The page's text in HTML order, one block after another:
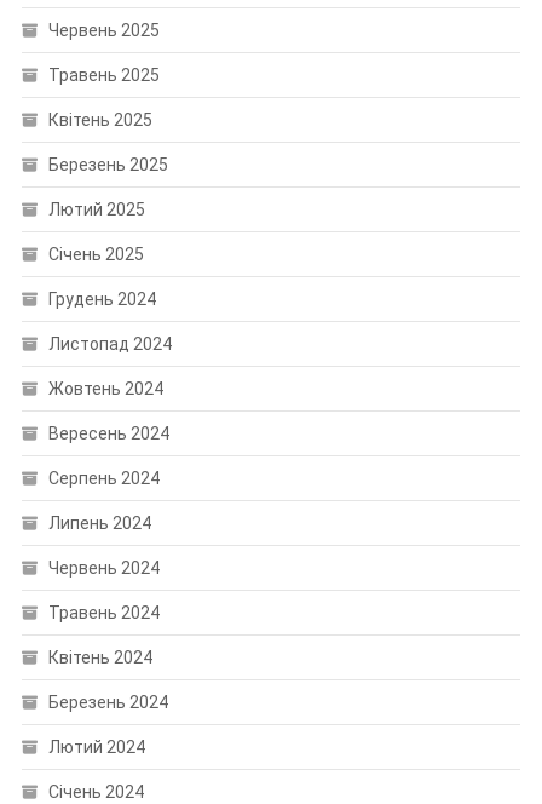
Червень 2025
Травень 2025
Квітень 2025
Березень 2025
Лютий 2025
Січень 2025
Грудень 2024
Листопад 2024
Жовтень 2024
Вересень 2024
Серпень 2024
Липень 2024
Червень 2024
Травень 2024
Квітень 2024
Березень 2024
Лютий 2024
Січень 2024